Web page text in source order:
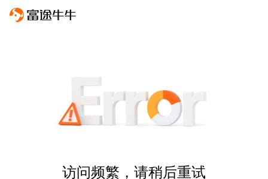
访问频繁，请稍后重试